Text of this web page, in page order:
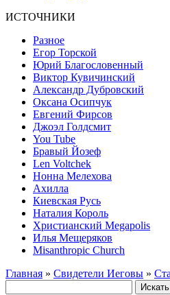
ИСТОЧНИКИ
Разное
Егор Торской
Юрий Благословенный
Виктор Кувичинский
Александр Дубровский
Оксана Осипчук
Евгений Фирсов
Джоэл Голдсмит
You Tube
Бравый Йозеф
Len Voltchek
Нонна Мелехова
Ахилла
Киевская Русь
Наталия Король
Христианский Megapolis
Илья Мещеряков
Misanthropic Church
Главная » Свидетели Иеговы »